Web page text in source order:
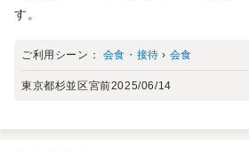
す。
ご利用シーン： 会食・接待 › 会食
東京都杉並区宮前2025/06/14